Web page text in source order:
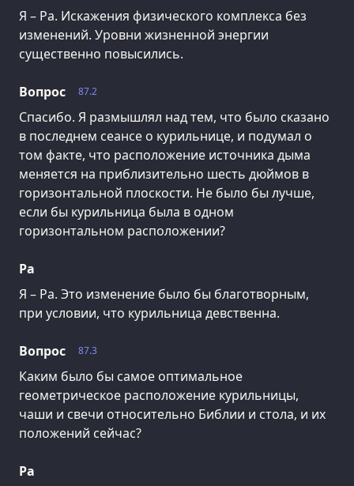
Я – Ра. Искажения физического комплекса без
изменений. Уровни жизненной энергии
существенно повысились.
87.2
Вопрос
Спасибо. Я размышлял над тем, что было сказано
в последнем сеансе о курильнице, и подумал о
том факте, что расположение источника дыма
меняется на приблизительно шесть дюймов в
горизонтальной плоскости. Не было бы лучше,
если бы курильница была в одном
горизонтальном расположении?
Ра
Я – Ра. Это изменение было бы благотворным,
при условии, что курильница девственна.
87.3
Вопрос
Каким было бы самое оптимальное
геометрическое расположение курильницы,
чаши и свечи относительно Библии и стола, и их
положений сейчас?
Ра